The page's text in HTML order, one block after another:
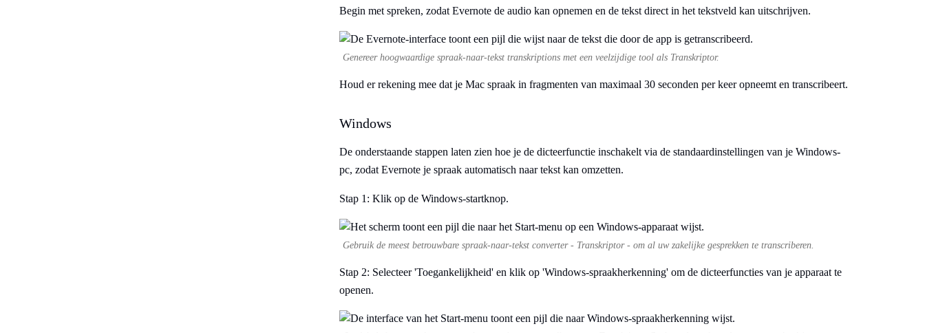
Begin met spreken, zodat Evernote de audio kan opnemen en de tekst direct in het tekstveld kan uitschrijven.
Genereer hoogwaardige spraak-naar-tekst transkriptions met een veelzijdige tool als Transkriptor.
Houd er rekening mee dat je Mac spraak in fragmenten van maximaal 30 seconden per keer opneemt en transcribeert.
Windows
De onderstaande stappen laten zien hoe je de dicteerfunctie inschakelt via de standaardinstellingen van je Windows-
pc, zodat Evernote je spraak automatisch naar tekst kan omzetten.
Stap 1: Klik op de Windows-startknop.
Gebruik de meest betrouwbare spraak-naar-tekst converter - Transkriptor - om al uw zakelijke gesprekken te transcriberen.
Stap 2: Selecteer 'Toegankelijkheid' en klik op 'Windows-spraakherkenning' om de dicteerfuncties van je apparaat te
openen.